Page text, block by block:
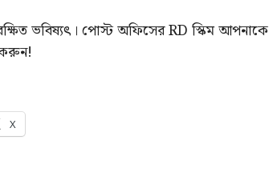
ভবিষ্যৎ। পোস্ট অফিসের RD স্কিম আপনাকে
করুন!
X